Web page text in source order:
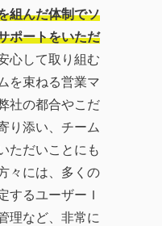
組んだ体制でソ
ポートをいただ
心して取り組む
を束ねる営業マ
社の都合やこだ
り添い、チーム
ただいことにも
々には、多くの
するユーザーＩ
理など、非常に